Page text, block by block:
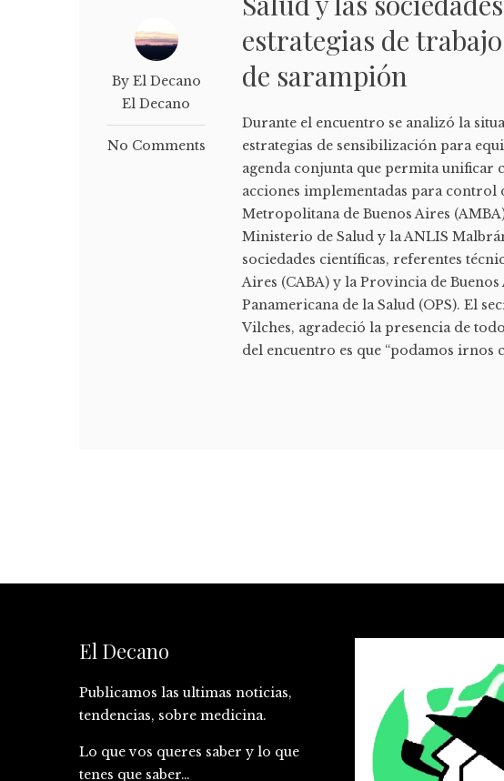
By El Decano
El Decano
No Comments
estrategias de
de sarampión
Durante el encuentro se analizó la
estrategias de sensibilización para
agenda conjunta que permita unificar
acciones implementadas para control
Metropolitana de Buenos Aires
Ministerio de Salud y la ANLIS
sociedades científicas, referentes
Aires (CABA) y la Provincia de
Panamericana de la Salud (OPS). El
Vilches, agradeció la presencia de
del encuentro es que “podamos irnos
El Decano
Publicamos las ultimas noticias,
tendencias, sobre medicina.
Lo que vos queres saber y lo que
tenes que saber…